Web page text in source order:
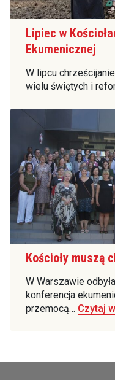
Lipiec w
Ekumenicznej
W lipcu
wielu świętych i
Kościoły muszą
W Warszawie
konferencja
przemocą… Czytaj